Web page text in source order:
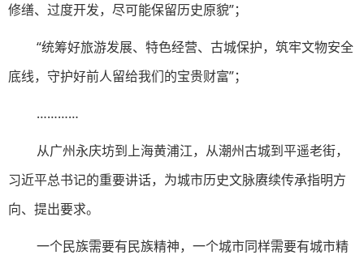
修缮、过度开发，尽可能保留历史原貌”；
“统筹好旅游发展、特色经营、古城保护，筑牢文物安全
底线，守护好前人留给我们的宝贵财富”；
…………
从广州永庆坊到上海黄浦江，从潮州古城到平遥老街，
习近平总书记的重要讲话，为城市历史文脉赓续传承指明方
向、提出要求。
一个民族需要有民族精神，一个城市同样需要有城市精